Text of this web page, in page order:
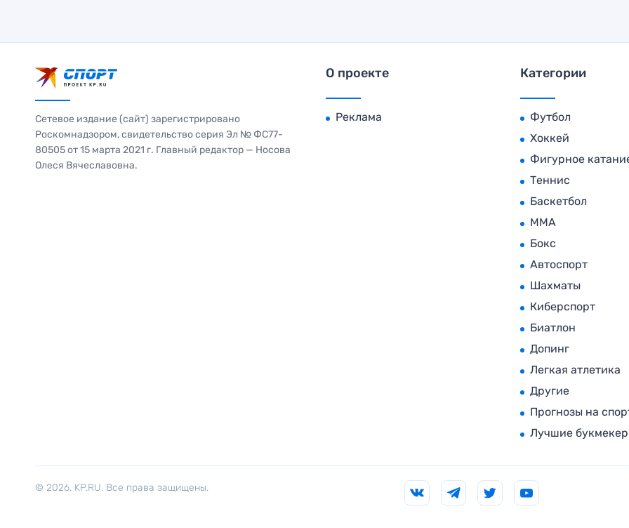
Сетевое издание (сайт) зарегистрировано
Роскомнадзором, свидетельство серия Эл № ФС77-
80505 от 15 марта 2021 г. Главный редактор — Носова
Олеся Вячеславовна.
О проекте
Реклама
Категории
Футбол
Хоккей
Фигурное
Теннис
Баскетбол
MMA
Бокс
Автоспорт
Шахматы
Киберспорт
Биатлон
Допинг
Легкая атлетика
Другие
Прогнозы на
Лучшие
© 2026. KP.RU. Все права защищены.